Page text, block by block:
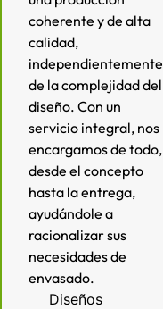
coherente y de alta
calidad,
independientemente
de la complejidad del
diseño. Con un
servicio integral, nos
encargamos de todo,
desde el concepto
hasta la entrega,
ayudándole a
racionalizar sus
necesidades de
envasado.
Diseños